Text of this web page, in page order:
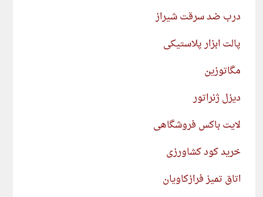
درب ضد سرقت شیراز
پالت ابزار پلاستیکی
مگاتوزین
دیزل ژنراتور
لایت باکس فروشگاهی
خرید کود کشاورزی
اتاق تمیز فرازکاویان